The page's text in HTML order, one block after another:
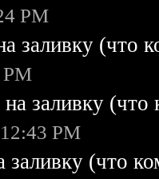
PM
заливку (что
заливку
PM
заливку (что